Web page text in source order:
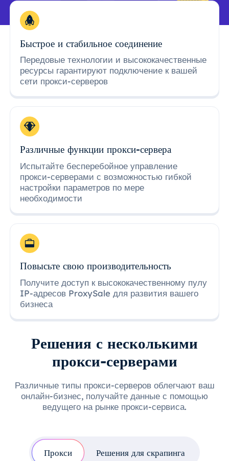
Быстрое и стабильное соединение
Передовые технологии и высококачественные
ресурсы гарантируют подключение к вашей
сети прокси-серверов
Различные функции прокси-сервера
Испытайте бесперебойное управление
прокси-серверами с возможностью гибкой
настройки параметров по мере
необходимости
Повысьте свою производительность
Получите доступ к высококачественному пулу
IP-адресов ProxySale для развития вашего
бизнеса
Решения с несколькими
прокси-серверами
Различные типы прокси-серверов облегчают ваш
онлайн-бизнес, получайте данные с помощью
ведущего на рынке прокси-сервиса.
Прокси Решения для скрапинга